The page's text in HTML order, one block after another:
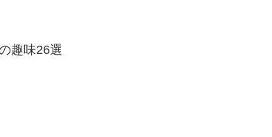
趣味26選